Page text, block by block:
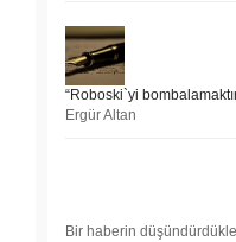
“Roboski`yi
Ergür Altan
Bir haberin